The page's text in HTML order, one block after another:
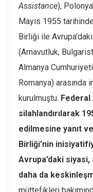
Assistance),
Mayıs 1955
Birliği ile
(Arnavutluk,
Almanya
Romanya) arasında
kurulmuştu. Federal
silahlandırılarak
edilmesine yanıt
Birliği’nin
Avrupa’daki
daha da
müttefikleri